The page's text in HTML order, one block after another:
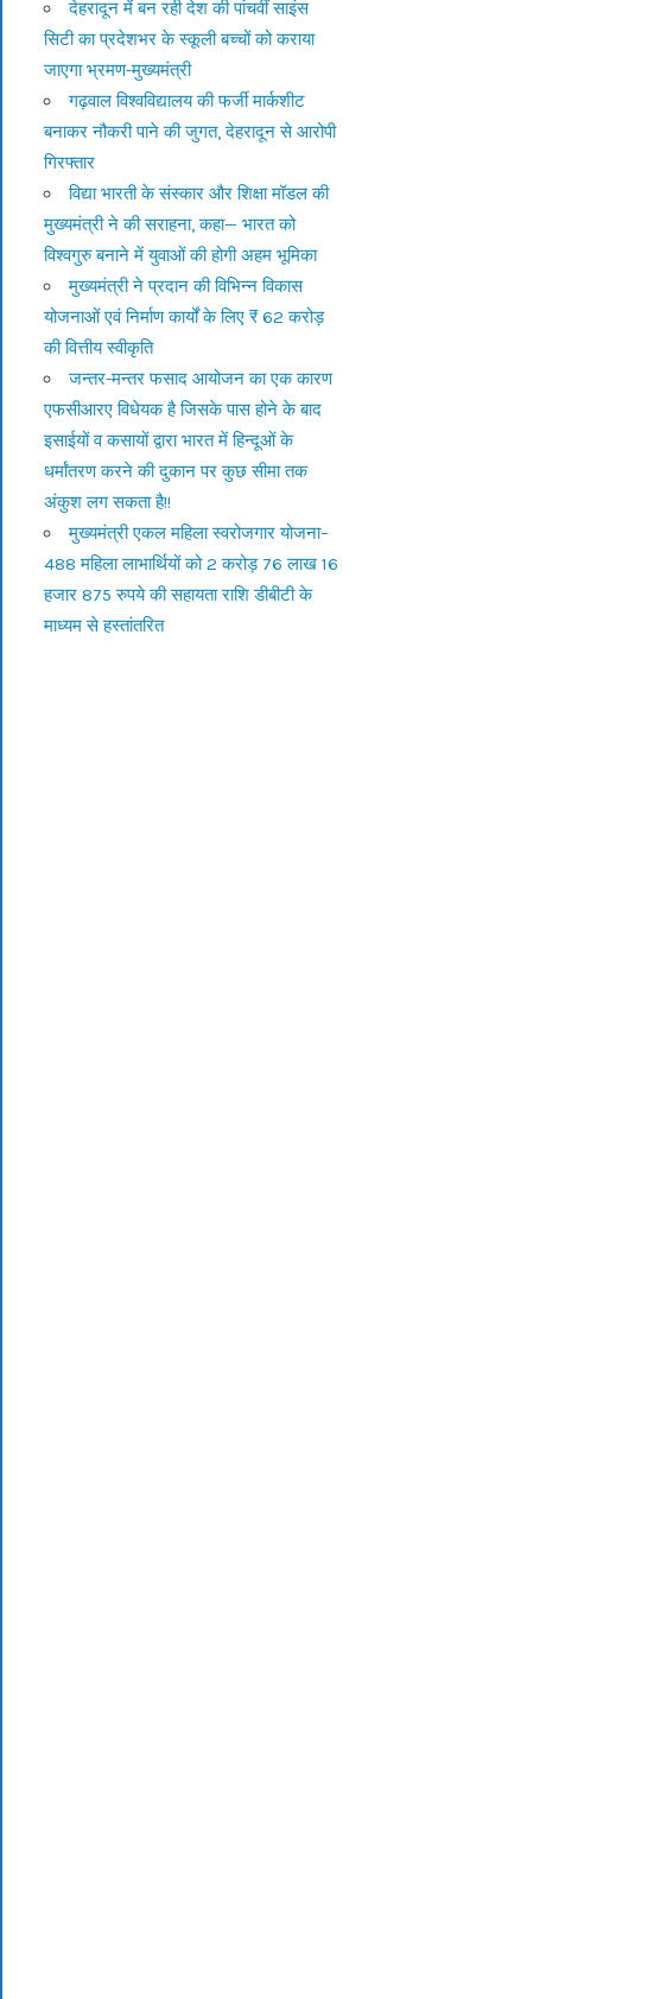
देहरादून में बन रही देश की पांचवीं साइंस
सिटी का प्रदेशभर के स्कूली बच्चों को कराया
जाएगा भ्रमण-मुख्यमंत्री
गढ़वाल विश्वविद्यालय की फर्जी मार्कशीट
बनाकर नौकरी पाने की जुगत, देहरादून से आरोपी
गिरफ्तार
विद्या भारती के संस्कार और शिक्षा मॉडल की
मुख्यमंत्री ने की सराहना, कहा— भारत को
विश्वगुरु बनाने में युवाओं की होगी अहम भूमिका
मुख्यमंत्री ने प्रदान की विभिन्न विकास
योजनाओं एवं निर्माण कार्यों के लिए ₹ 62 करोड़
की वित्तीय स्वीकृति
जन्तर-मन्तर फसाद आयोजन का एक कारण
एफसीआरए विधेयक है जिसके पास होने के बाद
इसाईयों व कसायों द्वारा भारत में हिन्दूओं के
धर्मांतरण करने की दुकान पर कुछ सीमा तक
अंकुश लग सकता है!!
मुख्यमंत्री एकल महिला स्वरोजगार योजना–
488 महिला लाभार्थियों को 2 करोड़ 76 लाख 16
हजार 875 रुपये की सहायता राशि डीबीटी के
माध्यम से हस्तांतरित